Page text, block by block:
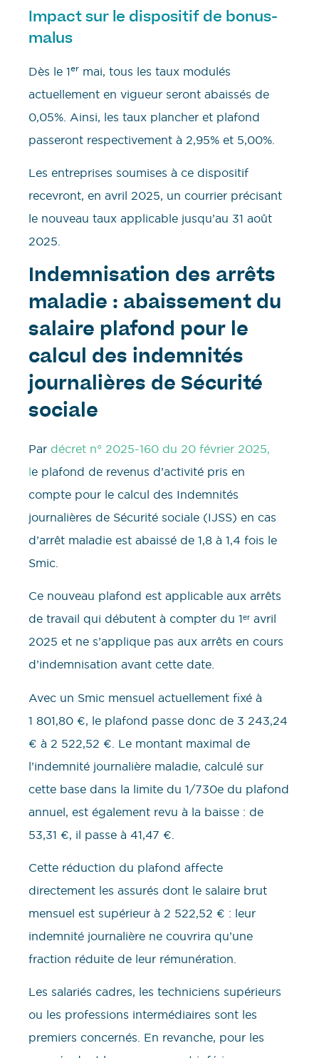
Impact sur le dispositif de bonus-
malus
Dès le 1er mai, tous les taux modulés
actuellement en vigueur seront abaissés de
0,05%. Ainsi, les taux plancher et plafond
passeront respectivement à 2,95% et 5,00%.
Les entreprises soumises à ce dispositif
recevront, en avril 2025, un courrier précisant
le nouveau taux applicable jusqu’au 31 août
2025.
Indemnisation des arrêts
maladie : abaissement du
salaire plafond pour le
calcul des indemnités
journalières de Sécurité
sociale
Par décret n° 2025-160 du 20 février 2025,
le plafond de revenus d’activité pris en
compte pour le calcul des Indemnités
journalières de Sécurité sociale (IJSS) en cas
d’arrêt maladie est abaissé de 1,8 à 1,4 fois le
Smic.
Ce nouveau plafond est applicable aux arrêts
de travail qui débutent à compter du 1ᵉʳ avril
2025 et ne s’applique pas aux arrêts en cours
d’indemnisation avant cette date.
Avec un Smic mensuel actuellement fixé à
1 801,80 €, le plafond passe donc de 3 243,24
€ à 2 522,52 €. Le montant maximal de
l’indemnité journalière maladie, calculé sur
cette base dans la limite du 1/730e du plafond
annuel, est également revu à la baisse : de
53,31 €, il passe à 41,47 €.
Cette réduction du plafond affecte
directement les assurés dont le salaire brut
mensuel est supérieur à 2 522,52 € : leur
indemnité journalière ne couvrira qu’une
fraction réduite de leur rémunération.
Les salariés cadres, les techniciens supérieurs
ou les professions intermédiaires sont les
premiers concernés. En revanche, pour les